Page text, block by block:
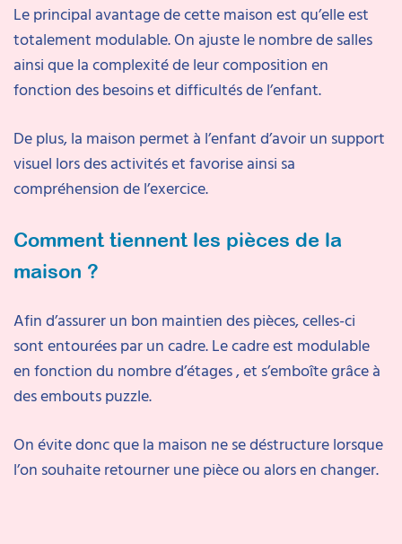
Le principal avantage de cette maison est qu’elle est
totalement modulable. On ajuste le nombre de salles
ainsi que la complexité de leur composition en
fonction des besoins et difficultés de l’enfant.
De plus, la maison permet à l’enfant d’avoir un support
visuel lors des activités et favorise ainsi sa
compréhension de l’exercice.
Comment tiennent les pièces de la
maison ?
Afin d’assurer un bon maintien des pièces, celles-ci
sont entourées par un cadre. Le cadre est modulable
en fonction du nombre d’étages , et s’emboîte grâce à
des embouts puzzle.
On évite donc que la maison ne se déstructure lorsque
l’on souhaite retourner une pièce ou alors en changer.